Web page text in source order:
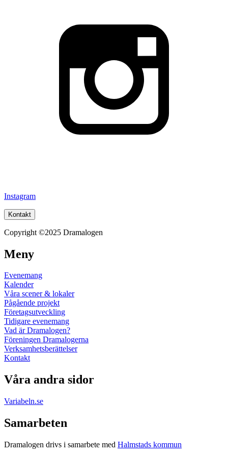
Instagram
Kontakt
Copyright ©2025 Dramalogen
Meny
Evenemang
Kalender
Våra scener & lokaler
Pågående projekt
Företagsutveckling
Tidigare evenemang
Vad är Dramalogen?
Föreningen Dramalogerna
Verksamhetsberättelser
Kontakt
Våra andra sidor
Variabeln.se
Samarbeten
Dramalogen drivs i samarbete med Halmstads kommun